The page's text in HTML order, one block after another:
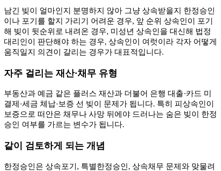
남긴 빚이 얼마인지 분명하지 않아 그냥 상속받을지 한정승인
이나 포기를 할지 가리기 어려운 경우, 앞 순위 상속인이 포기
해 빚이 뒷순위로 내려온 경우, 미성년 상속인을 대신해 법정
대리인이 판단해야 하는 경우, 상속인이 여럿이라 각자 어떻게
움직일지 의견이 갈리는 경우가 대표적입니다.
자주 걸리는 재산·채무 유형
부동산과 예금 같은 플러스 재산과 더불어 은행 대출·카드 미
결제·세금 체납·보증 선 빚이 문제가 됩니다. 특히 피상속인이
보증으로 떠안은 채무나 사망 뒤에야 드러나는 숨은 빚이 한정
승인 여부를 가르는 변수가 됩니다.
같이 검토하게 되는 개념
한정승인은 상속포기, 특별한정승인, 상속채무 문제와 맞물려